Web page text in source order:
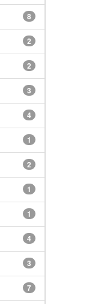
8
2
2
3
4
1
2
1
1
4
3
7